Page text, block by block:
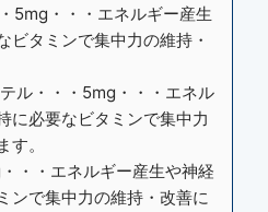
5mg・・・エネルギー産生
ビタミンで集中力の維持・
ル・・・5mg・・・エネル
に必要なビタミンで集中力
。
・・エネルギー産生や神経
ンで集中力の維持・改善に